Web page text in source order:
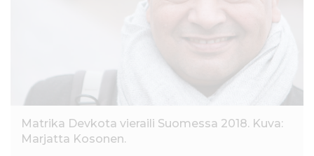
Matrika Devkota vieraili Suomessa 2018. Kuva:
Marjatta Kosonen.